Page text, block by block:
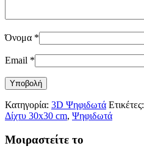
Όνομα *
Email *
Κατηγορία: 3D Ψηφιδωτά Ετικέτες:
Δίχτυ 30x30 cm, Ψηφιδωτά
Μοιραστείτε το